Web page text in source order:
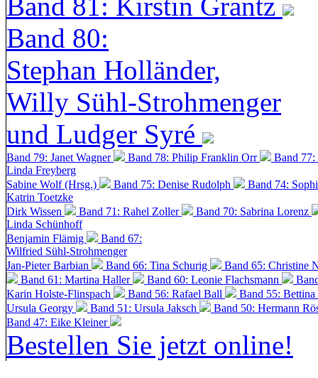
Band 80:
Stephan Holländer,
Willy Sühl-Strohmenger
und Ludger Syré
Band 79: Janet Wagner Band 78: Philip Franklin Orr
Band
Linda Freyberg
Sabine Wolf (Hrsg.)
Band 75: Denise Rudolph
Band 74:
Katrin Toetzke
Dirk Wissen
Band 71: Rahel Zoller
Band 70: Sabrina Lorenz
Linda Schünhoff
Benjamin Flämig
Band 67:
Wilfried Sühl-Strohmenger
Jan-Pieter Barbian
Band 66: Tina Schurig
Band 65: Christine
Band 61: Martina Haller
Band 60: Leonie Flachsmann
Karin Holste-Flinspach
Band 56: Rafael Ball
Band 55:
Ursula Georgy
Band 51: Ursula Jaksch Band 50: Hermann
Band 47: Eike Kleiner
Bestellen Sie jetzt online!